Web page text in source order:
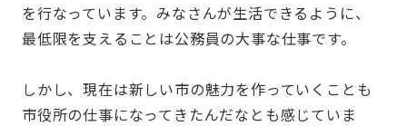
を行なっています。みなさんが生活できるように、
最低限を支えることは公務員の大事な仕事です。
しかし、現在は新しい市の魅力を作っていくことも
市役所の仕事になってきたんだなとも感じていま